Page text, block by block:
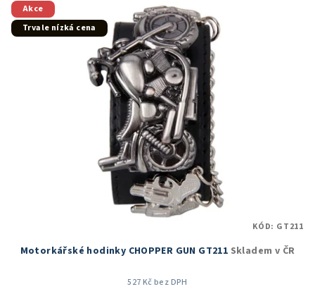
5
hvězdiček.
Akce
Trvale nízká cena
Motorkářské hodinky CHOPPER GUN GT211 Skladem v ČR
527 Kč bez DPH
KÓD: GT211